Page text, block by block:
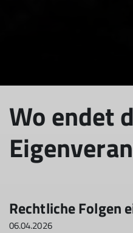
Wo endet
Rechtliche Folgen
06.04.2026